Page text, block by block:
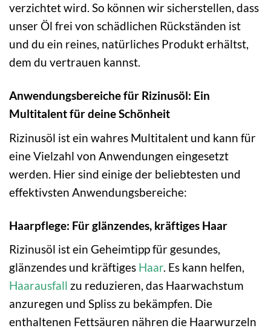
verzichtet wird. So können wir sicherstellen, dass
unser Öl frei von schädlichen Rückständen ist
und du ein reines, natürliches Produkt erhältst,
dem du vertrauen kannst.
Anwendungsbereiche für Rizinusöl: Ein
Multitalent für deine Schönheit
Rizinusöl ist ein wahres Multitalent und kann für
eine Vielzahl von Anwendungen eingesetzt
werden. Hier sind einige der beliebtesten und
effektivsten Anwendungsbereiche:
Haarpflege: Für glänzendes, kräftiges Haar
Rizinusöl ist ein Geheimtipp für gesundes,
glänzendes und kräftiges Haar. Es kann helfen,
Haarausfall zu reduzieren, das Haarwachstum
anzuregen und Spliss zu bekämpfen. Die
enthaltenen Fettsäuren nähren die Haarwurzeln